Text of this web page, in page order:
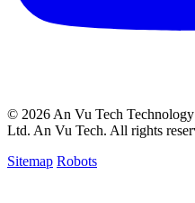
© 2026 An Vu Tech
Ltd. An Vu Tech. All rights
Sitemap Robots